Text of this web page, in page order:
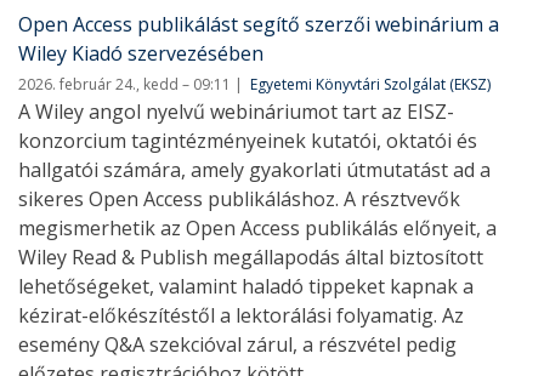
Open Access publikálást segítő szerzői webinárium a
Wiley Kiadó szervezésében
2026. február 24., kedd – 09:11 Egyetemi Könyvtári Szolgálat (EKSZ)
A Wiley angol nyelvű webináriumot tart az EISZ-
konzorcium tagintézményeinek kutatói, oktatói és
hallgatói számára, amely gyakorlati útmutatást ad a
sikeres Open Access publikáláshoz. A résztvevők
megismerhetik az Open Access publikálás előnyeit, a
Wiley Read & Publish megállapodás által biztosított
lehetőségeket, valamint haladó tippeket kapnak a
kézirat-előkészítéstől a lektorálási folyamatig. Az
esemény Q&A szekcióval zárul, a részvétel pedig